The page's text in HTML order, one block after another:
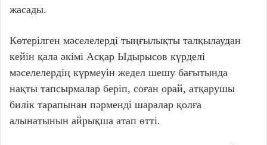
жасады.
Көтерілген мәселелерді тың­ғылықты талқылаудан
кейін қала әкімі Асқар Ыдырысов күрделі
мәселелердің күрмеуін жедел шешу бағытында
нақты тапсырмалар беріп, соған орай, атқарушы
билік тарапынан пәрменді шаралар қолға
алынатынын айрықша атап өтті.